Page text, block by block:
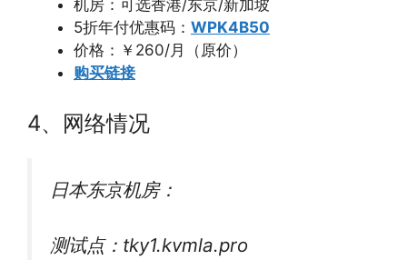
机房：可选香港/东京/新加坡
5折年付优惠码： WPK4B50
价格：￥260/月（原价）
购买链接
4、网络情况
日本东京机房：
测试点：tky1.kvmla.pro